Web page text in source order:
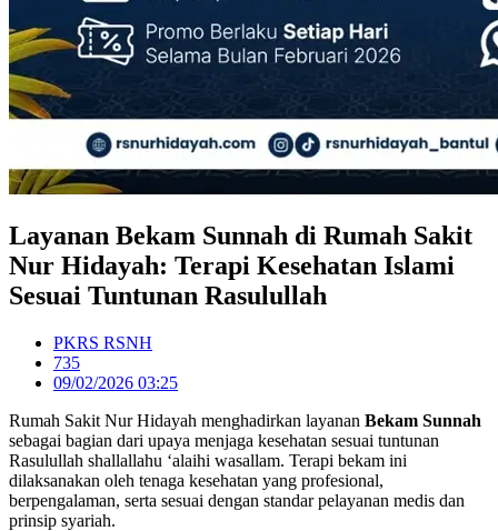
Layanan Bekam Sunnah di Rumah Sakit
Nur Hidayah: Terapi Kesehatan Islami
Sesuai Tuntunan Rasulullah
PKRS RSNH
735
09/02/2026 03:25
Rumah Sakit Nur Hidayah menghadirkan layanan Bekam Sunnah
sebagai bagian dari upaya menjaga kesehatan sesuai tuntunan
Rasulullah shallallahu ‘alaihi wasallam. Terapi bekam ini
dilaksanakan oleh tenaga kesehatan yang profesional,
berpengalaman, serta sesuai dengan standar pelayanan medis dan
prinsip syariah.